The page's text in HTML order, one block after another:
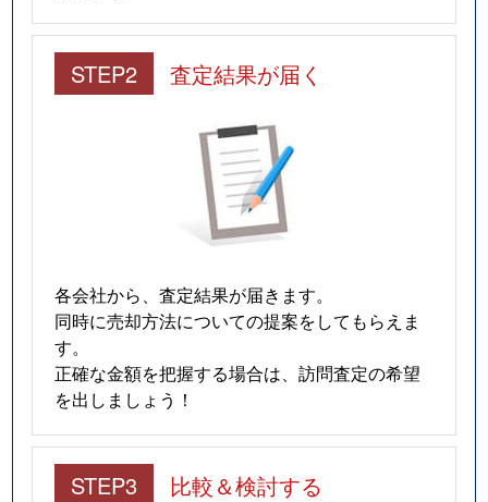
STEP2 査定結果が届く
各会社から、査定結果が届きます。
同時に売却方法についての提案をしてもらえま
す。
正確な金額を把握する場合は、訪問査定の希望
を出しましょう！
STEP3 比較＆検討する